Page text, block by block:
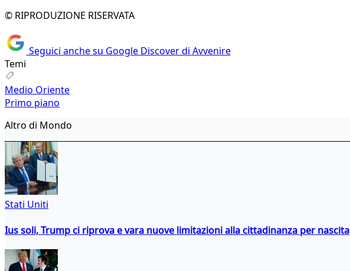
© RIPRODUZIONE RISERVATA
Seguici anche su Google Discover di Avvenire
Temi
Medio Oriente
Primo piano
Altro di Mondo
Stati Uniti
Ius soli, Trump ci riprova e vara nuove limitazioni alla cittadinanza per nascita